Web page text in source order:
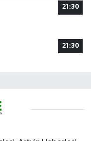
21:30
21:30